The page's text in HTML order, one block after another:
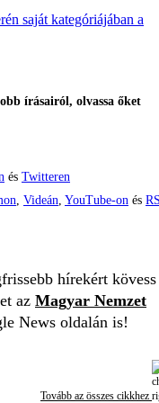
saját kategóriájában a
írásairól, olvassa őket
és Twitteren
Videán YouTube-on és
hírekért kövess
az Magyar Nemzet
News oldalán is!
Tovább az összes cikkhez